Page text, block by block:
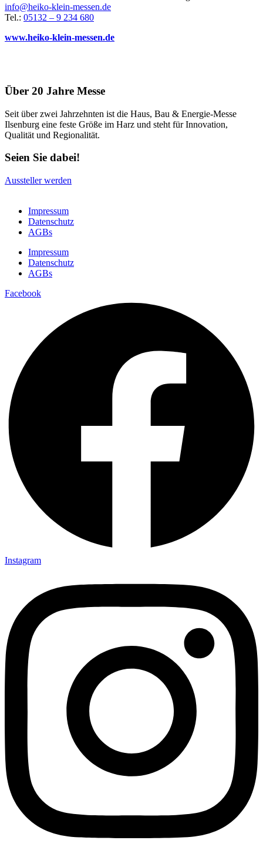
info@heiko-klein-messen.de
Tel.: 05132 – 9 234 680
www.heiko-klein-messen.de
Über 20 Jahre Messe
Seit über zwei Jahrzehnten ist die Haus, Bau & Energie-Messe
Ilsenburg eine feste Größe im Harz und steht für Innovation,
Qualität und Regionalität.
Seien Sie dabei!
Aussteller werden
Impressum
Datenschutz
AGBs
Impressum
Datenschutz
AGBs
Facebook
Instagram